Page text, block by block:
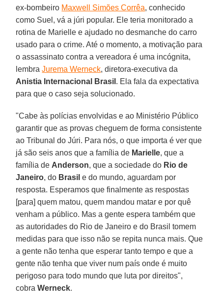
ex-bombeiro Maxwell Simões Corrêa, conhecido
como Suel, vá a júri popular. Ele teria monitorado a
rotina de Marielle e ajudado no desmanche do carro
usado para o crime. Até o momento, a motivação para
o assassinato contra a vereadora é uma incógnita,
lembraJurema Werneck, diretora-executiva da
Anistia Internacional Brasil . Ela fala da expectativa
para que o caso seja solucionado.
"Cabe às polícias envolvidas e ao Ministério Público
garantir que as provas cheguem de forma consistente
ao Tribunal do Júri. Para nós, o que importa é ver que
já são seis anos que a família de Marielle, que a
família de Anderson, que a sociedade do Rio de
Janeiro, do Brasil e do mundo, aguardam por
resposta. Esperamos que finalmente as respostas
[para] quem matou, quem mandou matar e por quê
venham a público. Mas a gente espera também que
as autoridades do Rio de Janeiro e do Brasil tomem
medidas para que isso não se repita nunca mais. Que
a gente não tenha que esperar tanto tempo e que a
gente não tenha que viver num país onde é muito
perigoso para todo mundo que luta por direitos",
cobraWerneck.